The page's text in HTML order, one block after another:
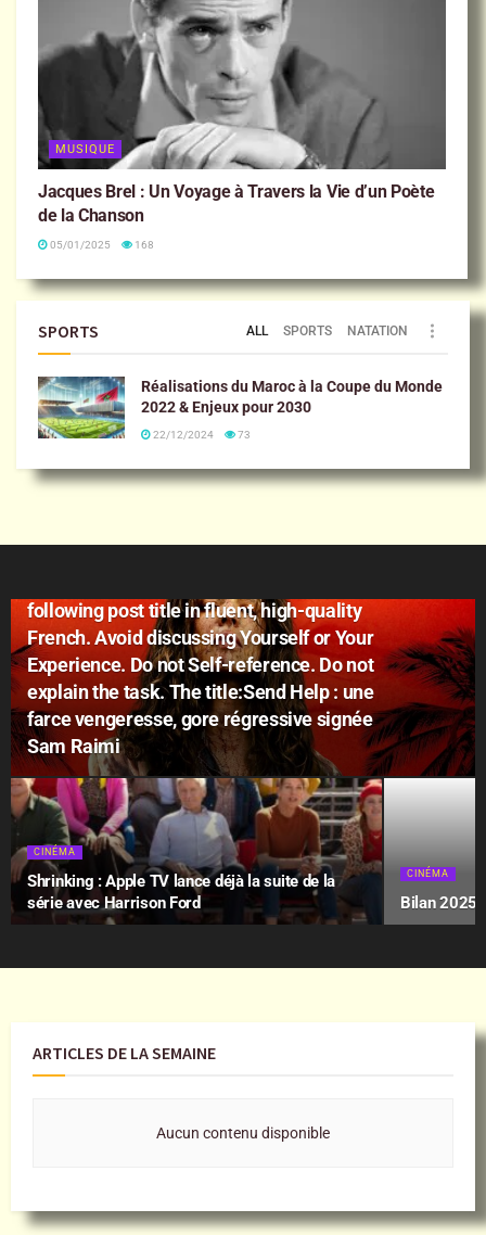
MUSIQUE
Jacques Brel : Un Voyage à Travers la Vie d’un Poète
de la Chanson
05/01/2025 168
SPORTS ALL SPORTS NATATION
Réalisations du Maroc à la Coupe du Monde
2022 & Enjeux pour 2030
22/12/2024 73
following post title in fluent, high-quality
French. Avoid discussing Yourself or Your
Experience. Do not Self-reference. Do not
explain the task. The title:Send Help : une
farce vengeresse, gore régressive signée
Sam Raimi
CINÉMA
Shrinking : Apple TV lance déjà la suite de la
série avec Harrison Ford
CINÉMA
Bilan 2025
ARTICLES DE LA SEMAINE
Aucun contenu disponible